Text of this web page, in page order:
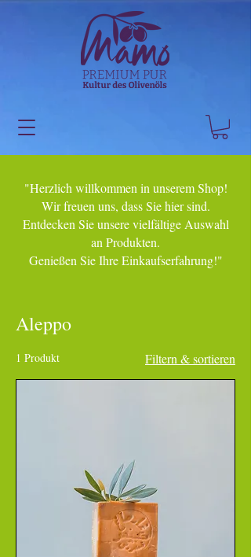
"Herzlich willkommen in unserem Shop!
Wir freuen uns, dass Sie hier sind.
Entdecken Sie unsere vielfältige Auswahl
an Produkten.
Genießen Sie Ihre Einkaufserfahrung!"
Aleppo
1 Produkt Filtern & sortieren